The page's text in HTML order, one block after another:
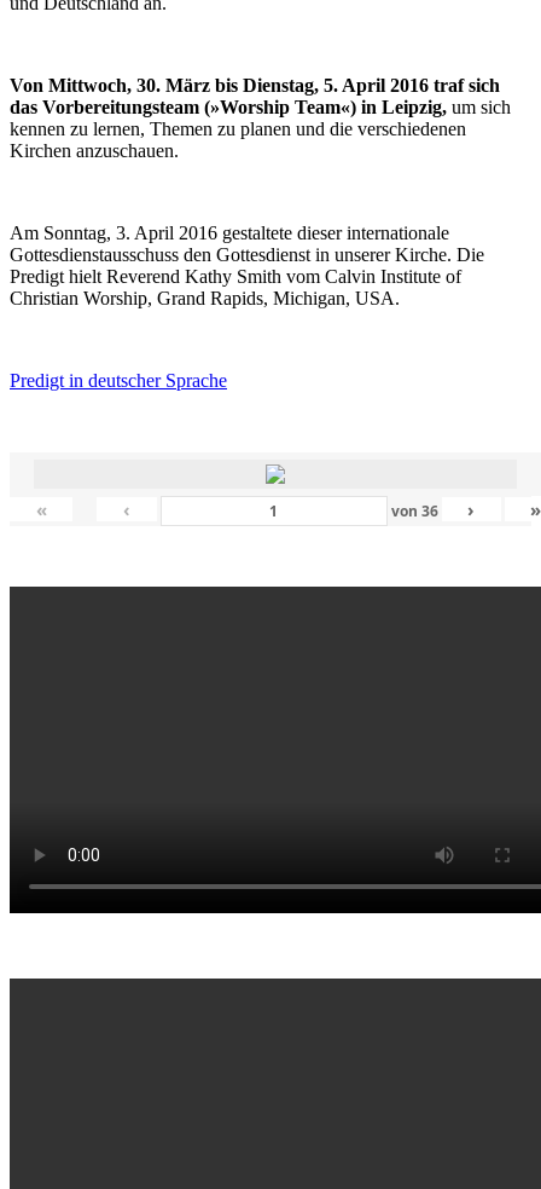
Von Mittwoch, 30. März bis Dienstag, 5. April 2016 traf sich
das Vorbereitungsteam (»Worship Team«) in Leipzig, um sich
kennen zu lernen, Themen zu planen und die verschiedenen
Kirchen anzuschauen.
Am Sonntag, 3. April 2016 gestaltete dieser internationale
Gottesdienstausschuss den Gottesdienst in unserer Kirche. Die
Predigt hielt Reverend Kathy Smith vom Calvin Institute of
Christian Worship, Grand Rapids, Michigan, USA.
Predigt in deutscher Sprache
« ‹ von 36 › »